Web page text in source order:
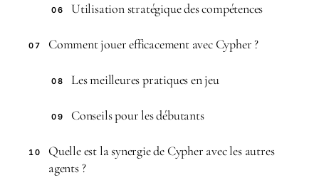
06 Utilisation stratégique des compétences
07 Comment jouer efficacement avec Cypher ?
08 Les meilleures pratiques en jeu
09 Conseils pour les débutants
10
Quelle est la synergie de Cypher avec les autres
agents ?